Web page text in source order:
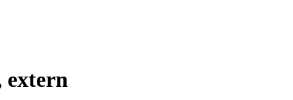
extern